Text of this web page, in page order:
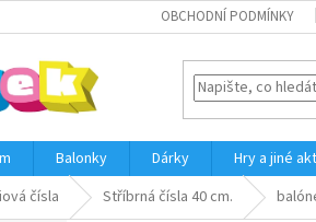
OBCHODNÍ PODMÍNKY
Balonky Dárky Hry a jiné
čísla Stříbrná čísla 40 cm.